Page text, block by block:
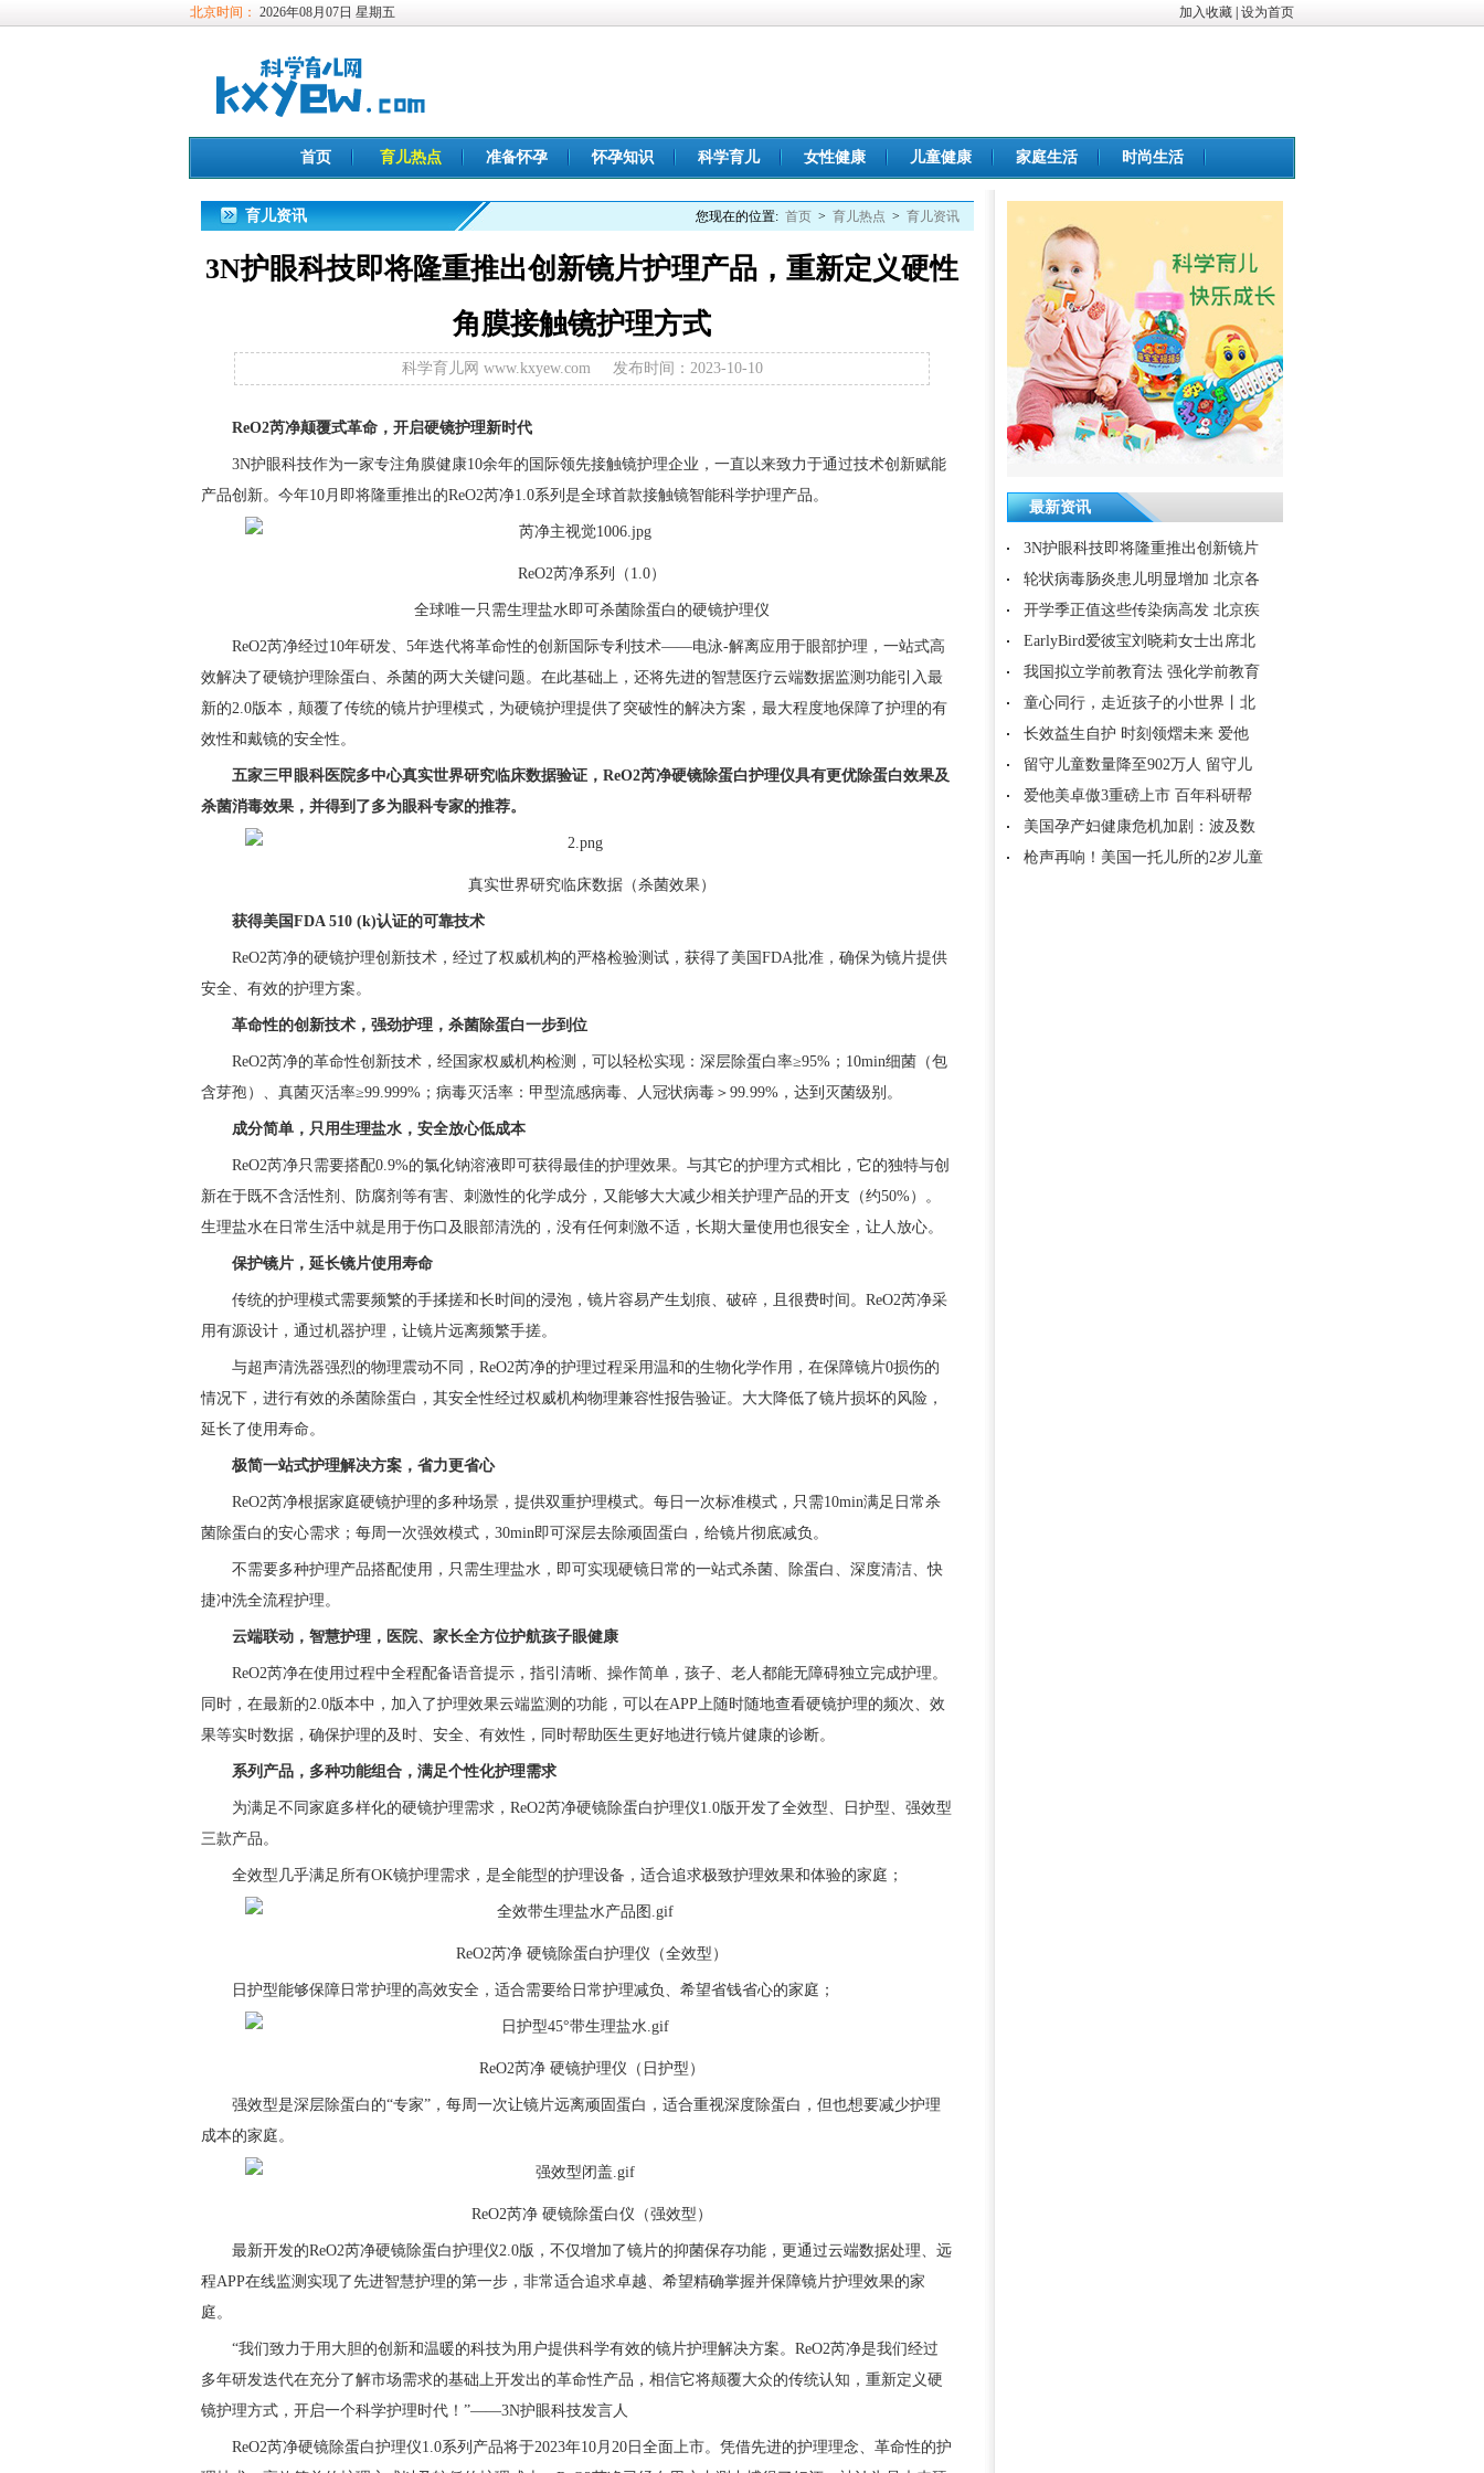
加入收藏 设为首页
北京时间： 2026年08月07日 星期五
首页 育儿热点 准备怀孕 怀孕知识 科学育儿 女性健康 儿童健康 家庭生活 时尚生活
最新资讯
3N护眼科技即将隆重推出创新镜片
轮状病毒肠炎患儿明显增加 北京各
开学季正值这些传染病高发 北京疾
EarlyBird爱彼宝刘晓莉女士出席北
我国拟立学前教育法 强化学前教育
童心同行，走近孩子的小世界丨北
长效益生自护 时刻领熠未来 爱他
留守儿童数量降至902万人 留守儿
爱他美卓傲3重磅上市 百年科研帮
美国孕产妇健康危机加剧：波及数
枪声再响！美国一托儿所的2岁儿童
您现在的位置: 首页 > 育儿热点 > 育儿资讯
育儿资讯
3N护眼科技即将隆重推出创新镜片护理产品，重新定义硬性
角膜接触镜护理方式
科学育儿网 www.kxyew.com 发布时间：2023-10-10
ReO2芮净颠覆式革命， 开启硬镜护理新时代
3N护眼科技作为一家专注角膜健康10余年的国际领先接触镜护理企业，一直以来致力于通过技术创新赋能
产品创新。今年10月即将隆重推出的ReO2芮净1.0系列是全球首款接触镜智能科学护理产品。
ReO2芮净系列（1.0）
全球唯一只需生理盐水即可杀菌除蛋白的硬镜护理仪
ReO2芮净经过10年研发、5年迭代将革命性的创新国际专利技术——电泳-解离应用于眼部护理，一站式高
效解决了硬镜护理除蛋白、杀菌的两大关键问题。在此基础上，还将先进的智慧医疗云端数据监测功能引入最
新的2.0版本，颠覆了传统的镜片护理模式，为硬镜护理提供了突破性的解决方案，最大程度地保障了护理的有
效性和戴镜的安全性。
五家三甲眼科医院多中心真实世界研究临床数据验证， ReO2芮净硬镜除蛋白护理仪具有更优除蛋白效果及
杀菌消毒效果 ，并得到了多为眼科专家的推荐。
真实世界研究临床数据（杀菌效果）
获得美国FDA 510 (k)认证的可靠技术
ReO2芮净的硬镜护理创新技术，经过了权威机构的严格检验测试，获得了美国FDA批准，确保为镜片提供
安全、有效的护理方案。
革命性的创新技术， 强劲护理， 杀菌除蛋白一步到位
ReO2芮净的革命性创新技术，经国家权威机构检测，可以轻松实现：深层除蛋白率≥95%；10min细菌（包
含芽孢）、真菌灭活率≥99.999%；病毒灭活率：甲型流感病毒、人冠状病毒＞99.99%，达到灭菌级别。
成分简单， 只用生理盐水， 安全放心低成本
ReO2芮净只需要搭配0.9%的氯化钠溶液即可获得最佳的护理效果。与其它的护理方式相比，它的独特与创
新在于既不含活性剂、防腐剂等有害、刺激性的化学成分，又能够大大减少相关护理产品的开支（约50%）。
生理盐水在日常生活中就是用于伤口及眼部清洗的，没有任何刺激不适，长期大量使用也很安全，让人放心。
保护镜片 ，延长镜片使用寿命
传统的护理模式需要频繁的手揉搓和长时间的浸泡，镜片容易产生划痕、破碎，且很费时间。ReO2芮净采
用有源设计，通过机器护理，让镜片远离频繁手搓。
与超声清洗器强烈的物理震动不同，ReO2芮净的护理过程采用温和的生物化学作用，在保障镜片0损伤的
情况下，进行有效的杀菌除蛋白，其安全性经过权威机构物理兼容性报告验证。大大降低了镜片损坏的风险，
延长了使用寿命。
极简一站式护理解决方案，省力更省心
ReO2芮净根据家庭硬镜护理的多种场景，提供双重护理模式。每日一次标准模式，只需10min满足日常杀
菌除蛋白的安心需求；每周一次强效模式，30min即可深层去除顽固蛋白，给镜片彻底减负。
不需要多种护理产品搭配使用，只需生理盐水，即可实现硬镜日常的一站式杀菌、除蛋白、深度清洁、快
捷冲洗全流程护理。
云端联动 ， 智慧护理，医院、家长全方位护航孩子眼健康
ReO2芮净在使用过程中全程配备语音提示，指引清晰、操作简单，孩子、老人都能无障碍独立完成护理。
同时，在最新的2.0版本中，加入了护理效果云端监测的功能，可以在APP上随时随地查看硬镜护理的频次、效
果等实时数据，确保护理的及时、安全、有效性，同时帮助医生更好地进行镜片健康的诊断。
系列产品，多种功能组合，满足个性化护理需求
为满足不同家庭多样化的硬镜护理需求，ReO2芮净硬镜除蛋白护理仪1.0版开发了全效型、日护型、强效型
三款产品。
全效型几乎满足所有OK镜护理需求，是全能型的护理设备，适合追求极致护理效果和体验的家庭；
ReO2芮净 硬镜除蛋白护理仪（全效型）
日护型能够保障日常护理的高效安全，适合需要给日常护理减负、希望省钱省心的家庭；
ReO2芮净 硬镜护理仪（日护型）
强效型是深层除蛋白的“专家”，每周一次让镜片远离顽固蛋白，适合重视深度除蛋白，但也想要减少护理
成本的家庭。
ReO2芮净 硬镜除蛋白仪（强效型）
最新开发的ReO2芮净硬镜除蛋白护理仪2.0版，不仅增加了镜片的抑菌保存功能，更通过云端数据处理、远
程APP在线监测实现了先进智慧护理的第一步，非常适合追求卓越、希望精确掌握并保障镜片护理效果的家
庭。
“我们致力于用大胆的创新和温暖的科技为用户提供科学有效的镜片护理解决方案。ReO2芮净是我们经过
多年研发迭代在充分了解市场需求的基础上开发出的革命性产品，相信它将颠覆大众的传统认知，重新定义硬
镜护理方式，开启一个科学护理时代！”——3N护眼科技发言人
ReO2芮净硬镜除蛋白护理仪1.0系列产品将于2023年10月20日全面上市。凭借先进的护理理念、革命性的护